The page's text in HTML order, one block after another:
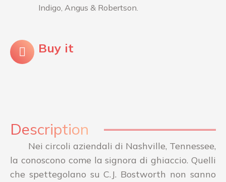
Indigo, Angus & Robertson.
Buy it
Description
Nei circoli aziendali di Nashville, Tennessee,
la conoscono come la signora di ghiaccio. Quelli
che spettegolano su C.J. Bostworth non sanno